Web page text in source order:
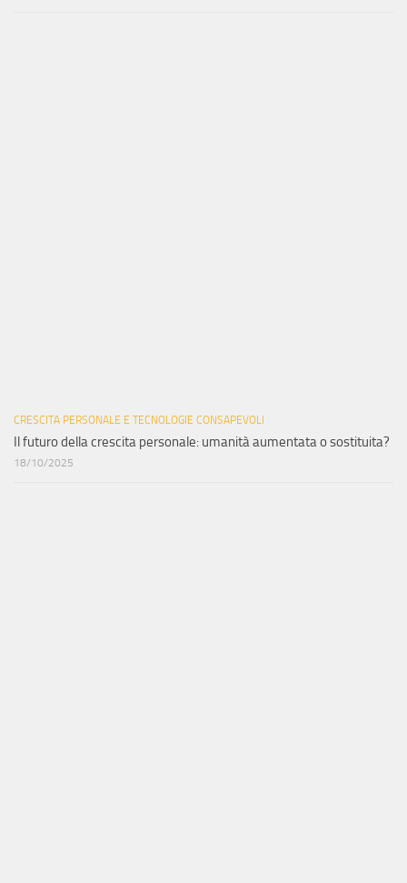
CRESCITA PERSONALE E TECNOLOGIE CONSAPEVOLI
Il futuro della crescita personale: umanità aumentata o sostituita?
18/10/2025